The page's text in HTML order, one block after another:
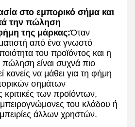
στο εμπορικό σήμα και
την πώληση
της μάρκας:Όταν
από ένα γνωστό
του προϊόντος και η
πώληση είναι συχνά πιο
κανείς να μάθει για τη φήμη
σημάτων
των προϊόντων,
του κλάδου ή
άλλων χρηστών.